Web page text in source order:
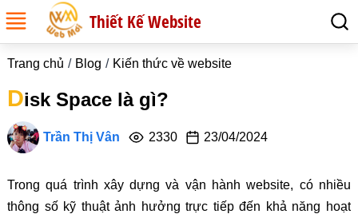
Thiết Kế Website
Trang chủ Blog Kiến thức về website
Disk Space là gì?
Trần Thị Vân 2330 23/04/2024
Trong quá trình xây dựng và vận hành website, có nhiều
thông số kỹ thuật ảnh hưởng trực tiếp đến khả năng hoạt